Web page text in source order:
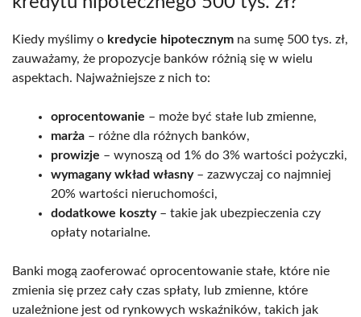
Kiedy myślimy o kredycie hipotecznym na sumę 500 tys. zł,
zauważamy, że propozycje banków różnią się w wielu
aspektach. Najważniejsze z nich to:
oprocentowanie – może być stałe lub zmienne,
marża – różne dla różnych banków,
prowizje – wynoszą od 1% do 3% wartości pożyczki,
wymagany wkład własny– zazwyczaj co najmniej
20% wartości nieruchomości,
dodatkowe koszty– takie jak ubezpieczenia czy
opłaty notarialne.
Banki mogą zaoferować oprocentowanie stałe, które nie
zmienia się przez cały czas spłaty, lub zmienne, które
uzależnione jest od rynkowych wskaźników, takich jak